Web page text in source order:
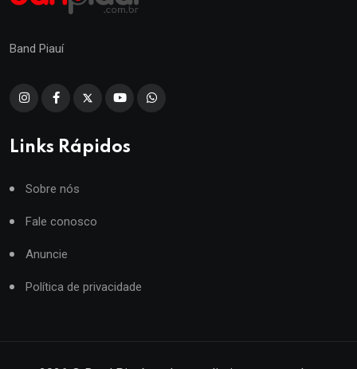
Band Piauí
Links Rápidos
Sobre nós
Fale conosco
Anuncie
Política de privacidade